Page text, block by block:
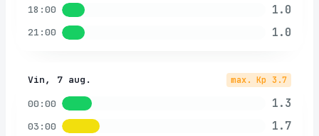
18:00 1.0
21:00 1.0
Vin, 7 aug. max. Kp 3.7
00:00 1.3
03:00 1.7